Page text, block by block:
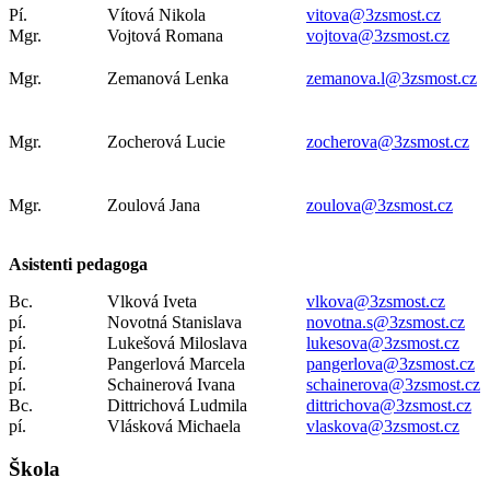
Pí.
Vítová Nikola
vitova@3zsmost.cz
Mgr.
Vojtová Romana vojtova@3zsmost.cz
Mgr. Zemanová Lenka zemanova.l@3zsmost.cz
Mgr. Zocherová Lucie zocherova@3zsmost.cz
Mgr. Zoulová Jana zoulova@3zsmost.cz
Asistenti pedagoga
Bc.
Vlková Iveta
vlkova@3zsmost.cz
pí.
Novotná Stanislava
novotna.s@3zsmost.cz
pí.
Lukešová Miloslava
lukesova@3zsmost.cz
pí.
Pangerlová Marcela
pangerlova@3zsmost.cz
pí.
Schainerová Ivana
schainerova@3zsmost.cz
Bc.
Dittrichová Ludmila
dittrichova@3zsmost.cz
pí.
Vlásková Michaela vlaskova@3zsmost.cz
Škola